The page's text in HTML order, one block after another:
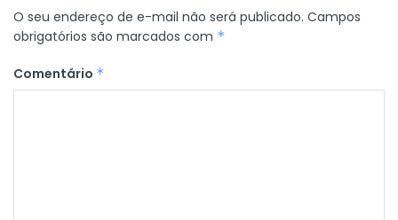
O seu endereço de e-mail não será publicado. Campos
obrigatórios são marcados com *
Comentário *